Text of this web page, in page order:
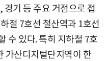
기 등 주요 거점으로 접
철 7호선 철산역과 1호선
수 있다. 특히 지하철 7호
가산디지털단지역이 한